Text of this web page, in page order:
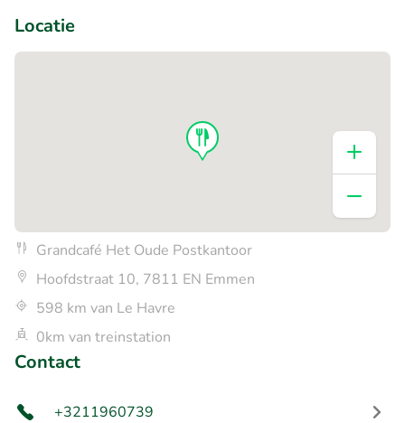
Locatie
Grandcafé Het Oude Postkantoor
Hoofdstraat 10, 7811 EN Emmen
598 km van Le Havre
0km van treinstation
Contact
+3211960739